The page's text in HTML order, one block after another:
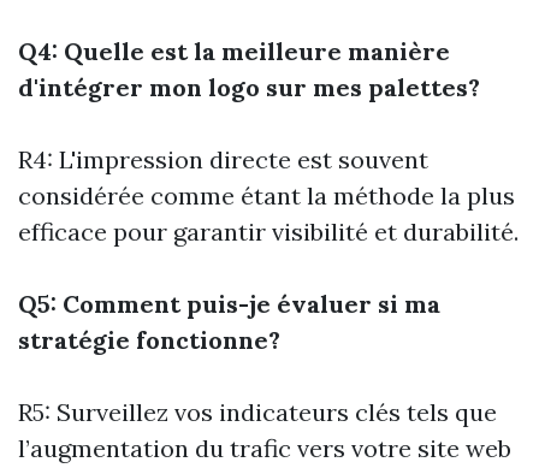
Q4: Quelle est la meilleure manière
d'intégrer mon logo sur mes palettes?
R4: L'impression directe est souvent
considérée comme étant la méthode la plus
efficace pour garantir visibilité et durabilité.
Q5: Comment puis-je évaluer si ma
stratégie fonctionne?
R5: Surveillez vos indicateurs clés tels que
l’augmentation du trafic vers votre site web